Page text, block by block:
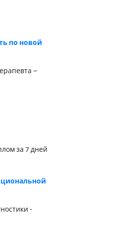
по новой
–
за 7 дней
-